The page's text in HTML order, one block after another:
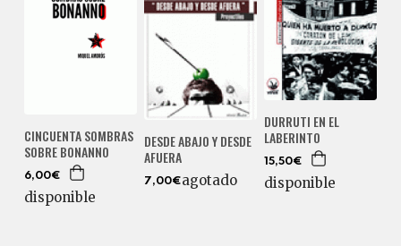
CINCUENTA SOMBRAS
SOBRE BONANNO
6,00€
disponible
DESDE ABAJO Y DESDE
AFUERA
7,00€agotado
DURRUTI EN EL
LABERINTO
15,50€
disponible